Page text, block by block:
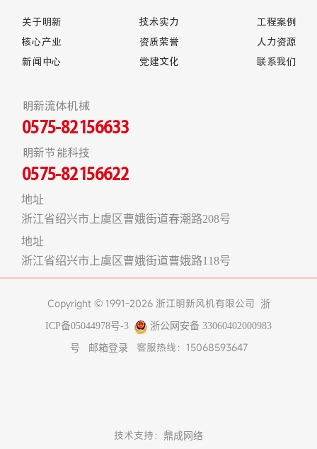
关于明新
核心产业
新闻中心
技术实力
资质荣誉
党建文化
工程案例
人力资源
联系我们
明新流体机械
0575-82156633
明新节能科技
0575-82156622
地址
浙江省绍兴市上虞区曹娥街道春潮路208号
地址
浙江省绍兴市上虞区曹娥街道曹娥路118号
Copyright © 1991-2026 浙江明新风机有限公司 浙
ICP备05044978号-3 浙公网安备 33060402000983
号 邮箱登录
客服热线：15068593647
技术支持： 鼎成网络